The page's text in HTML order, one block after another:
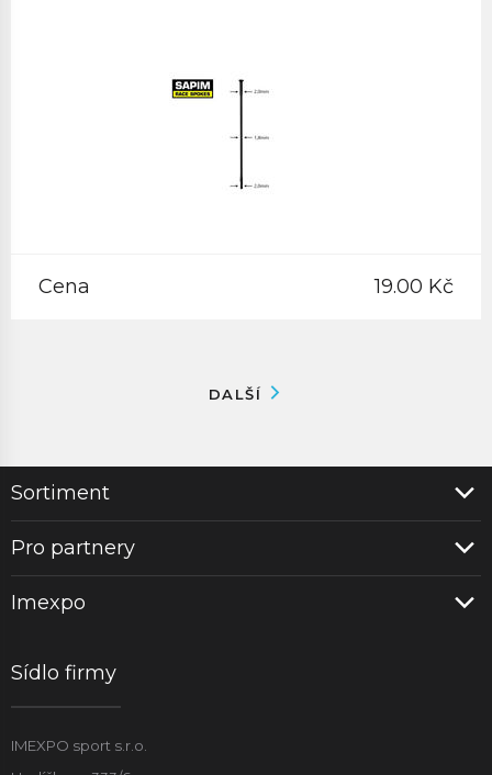
Cena 19.00 Kč
DALŠÍ
Sortiment
Pro partnery
Imexpo
Sídlo firmy
IMEXPO sport s.r.o.